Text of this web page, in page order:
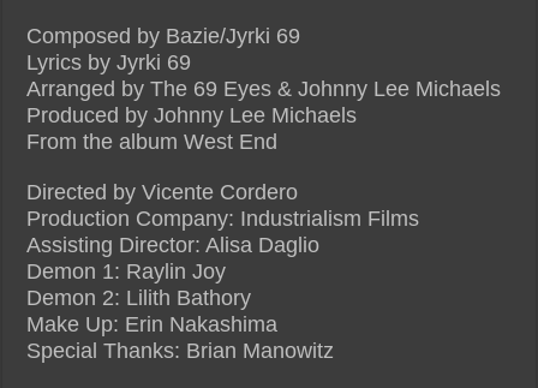
Composed by Bazie/Jyrki 69
Lyrics by Jyrki 69
Arranged by The 69 Eyes & Johnny Lee Michaels
Produced by Johnny Lee Michaels
From the album West End
Directed by Vicente Cordero
Production Company: Industrialism Films
Assisting Director: Alisa Daglio
Demon 1: Raylin Joy
Demon 2: Lilith Bathory
Make Up: Erin Nakashima
Special Thanks: Brian Manowitz